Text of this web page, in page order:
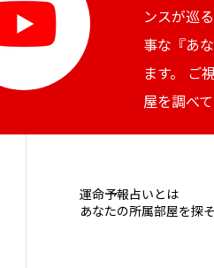
ンスが巡
事な『あ
ます。 ご
屋を調べ
運命予報占いとは
あなたの所属部屋を探